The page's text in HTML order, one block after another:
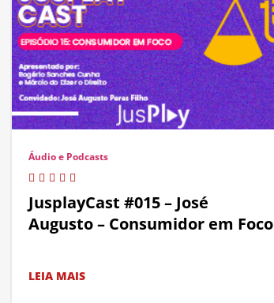
Áudio e Podcasts
JusplayCast #015 – José
Augusto – Consumidor em Foco
LEIA MAIS